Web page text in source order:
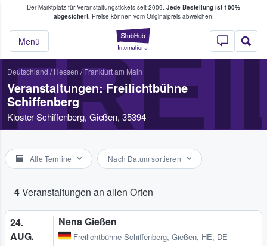
Der Marktplatz für Veranstaltungstickets seit 2009. Jede Bestellung ist 100%
abgesichert.Preise können vom Originalpreis abweichen.
StubHub - Wo
Menü
Tickets kaufen & verkaufen
Deutschland/Hessen /Frankfurt am Main
Veranstaltungen: Freilichtbühne
Schiffenberg
Kloster Schiffenberg, Gießen, 35394
Alle Termine Nach Datum sortieren
4Veranstaltungen an allen Orten
24.
AUG.
Nena Gießen
Freilichtbühne Schiffenberg, Gießen, HE, DE